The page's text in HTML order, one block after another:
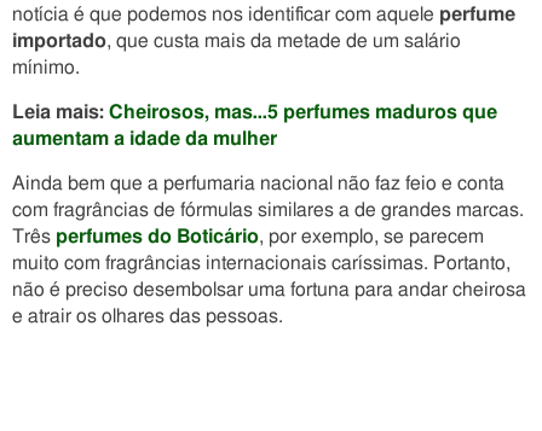
notícia é que podemos nos identificar com aquele perfume
importado, que custa mais da metade de um salário
mínimo.
Leia mais: Cheirosos, mas…5 perfumes maduros que
aumentam a idade da mulher
Ainda bem que a perfumaria nacional não faz feio e conta
com fragrâncias de fórmulas similares a de grandes marcas.
Três perfumes do Boticário, por exemplo, se parecem
muito com fragrâncias internacionais caríssimas. Portanto,
não é preciso desembolsar uma fortuna para andar cheirosa
e atrair os olhares das pessoas.